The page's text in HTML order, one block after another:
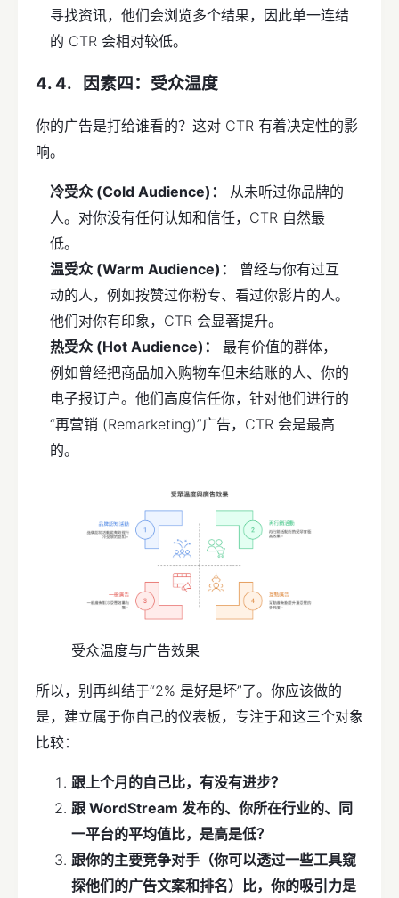
寻找资讯，他们会浏览多个结果，因此单一连结
的 CTR 会相对较低。
因素四：受众温度
你的广告是打给谁看的？这对 CTR 有着决定性的影
响。
冷受众 (Cold Audience)：
从未听过你品牌的
人。对你没有任何认知和信任，CTR 自然最
低。
温受众 (Warm Audience)：
曾经与你有过互
动的人，例如按赞过你粉专、看过你影片的人。
他们对你有印象，CTR 会显著提升。
热受众 (Hot Audience)：
最有价值的群体，
例如曾经把商品加入购物车但未结账的人、你的
电子报订户。他们高度信任你，针对他们进行的
“再营销 (Remarketing)”广告，CTR 会是最高
的。
受众温度与广告效果
所以，别再纠结于“2% 是好是坏”了。你应该做的
是，建立属于你自己的仪表板，专注于和这三个对象
比较：
跟上个月的自己比，有没有进步？
跟 WordStream 发布的、你所在行业的、同
一平台的平均值比，是高是低？
跟你的主要竞争对手（你可以透过一些工具窥
探他们的广告文案和排名）比，你的吸引力是